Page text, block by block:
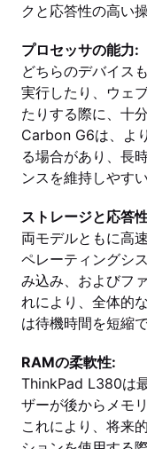
クと応答性の高い
プロセッサの能力:
どちらのデバイス
実行したり、ウェ
たりする際に、十
Carbon G6は、よ
る場合があり、長
ンスを維持しやす
ストレージと応答
両モデルともに高
ペレーティングシ
み込み、およびフ
れにより、全体的
は待機時間を短縮で
RAMの柔軟性:
ThinkPad L380は
ザーが後からメモ
これにより、将来